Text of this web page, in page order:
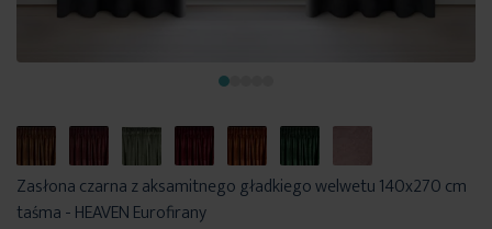
Zasłona czarna z aksamitnego gładkiego welwetu 140x270 cm
taśma - HEAVEN Eurofirany